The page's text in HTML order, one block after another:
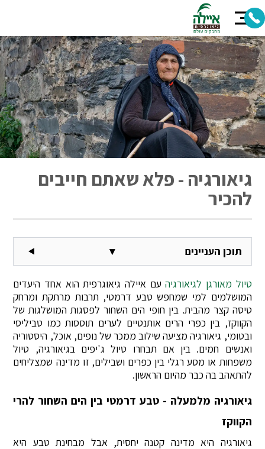
גיאורגיה - פלא שאתם חייבים
להכיר
▾ תוכן העניינים
טיול מאורגן לגיאורגיהעם איילה גיאוגרפית הוא אחד היעדים
המושלמים למי שמחפש טבע דרמטי, תרבות מרתקת ומרחק
טיסה קצר מהבית. בין חופי הים השחור לפסגות המושלגות של
הקווקז, בין כפרי הרים אותנטיים לערים תוססות כמו טביליסי
ובטומי, גיאורגיה מציעה שילוב ממכר של נופים, אוכל, היסטוריה
ואנשים חמים. בין אם תבחרו טיול ג'יפים בגיאורגיה, טיול
משפחות או מסע רגלי בין כפרים ושבילים, זו מדינה שמצליחים
להתאהב בה כבר מהיום הראשון.
גיאורגיה מלמעלה - טבע דרמטי בין הים השחור להרי
הקווקז
גיאורגיה היא מדינה קטנה יחסית, אבל מבחינת טבע היא